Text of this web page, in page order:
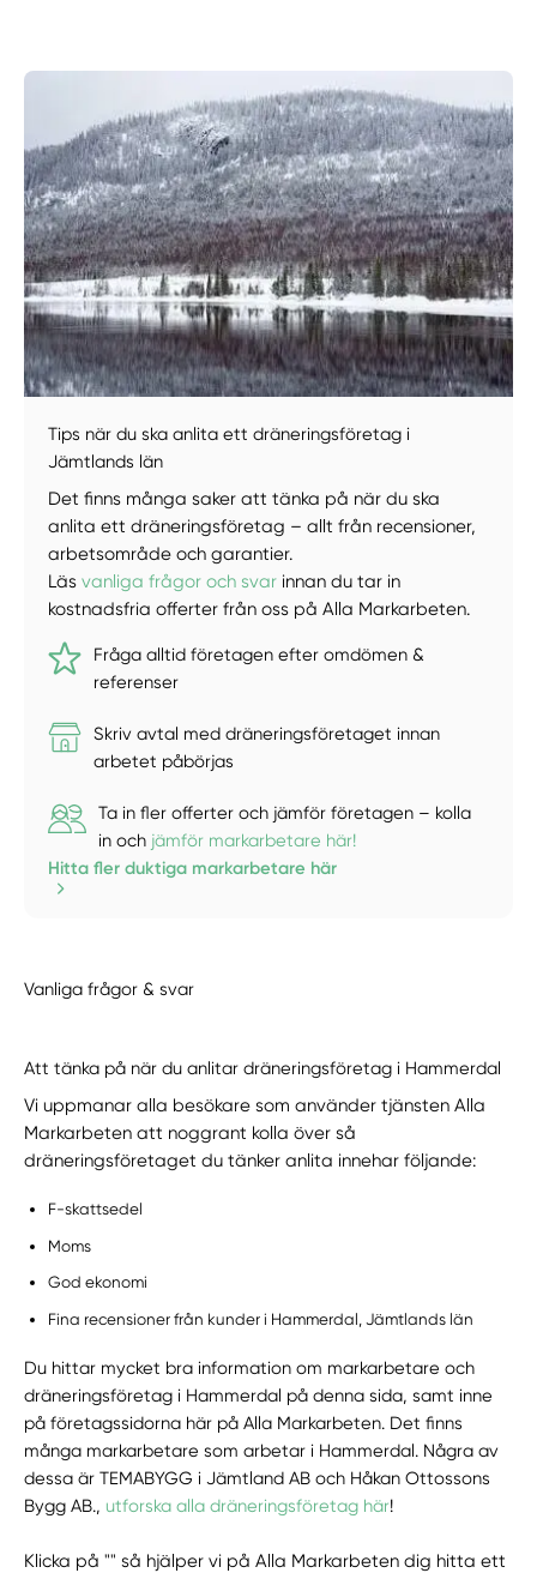
Manuellt Få hjälp
Välj tillvägagångssätt
Tips när du ska anlita ett dräneringsföretag i
Jämtlands län
Det finns många saker att tänka på när du ska
anlita ett dräneringsföretag – allt från recensioner,
arbetsområde och garantier.
Läsvanliga frågor och svar innan du tar in
kostnadsfria offerter från oss på Alla Markarbeten.
Fråga alltid företagen efter omdömen &
referenser
Skriv avtal med dräneringsföretaget innan
arbetet påbörjas
Ta in fler offerter och jämför företagen – kolla
in och jämför markarbetare här!
Hitta fler duktiga markarbetare här
Vanliga frågor & svar
Att tänka på när du anlitar dräneringsföretag i Hammerdal
Vi uppmanar alla besökare som använder tjänsten Alla
Markarbeten att noggrant kolla över så
dräneringsföretaget du tänker anlita innehar följande:
F-skattsedel
Moms
God ekonomi
Fina recensioner från kunder i Hammerdal, Jämtlands län
Du hittar mycket bra information om markarbetare och
dräneringsföretag i Hammerdal på denna sida, samt inne
på företagssidorna här på Alla Markarbeten. Det finns
många markarbetare som arbetar i Hammerdal. Några av
dessa är TEMABYGG i Jämtland AB och Håkan Ottossons
Bygg AB.,utforska alla dräneringsföretag här!
Klicka på "" så hjälper vi på Alla Markarbeten dig hitta ett